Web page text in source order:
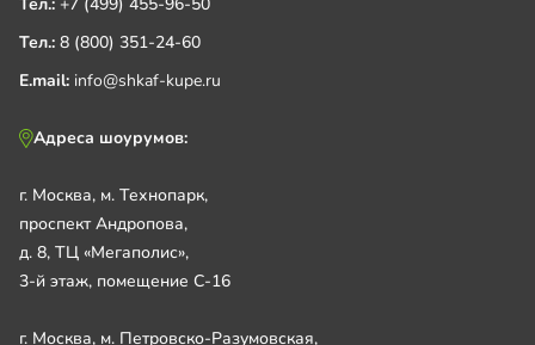
Тел.: 8 (800) 351-24-60
E.mail: info@shkaf-kupe.ru
Адреса шоурумов:
г. Москва, м. Технопарк,
проспект Андропова,
д. 8, ТЦ «Мегаполис»,
3-й этаж, помещение С-16
г. Москва, м. Петровско-Разумовская,